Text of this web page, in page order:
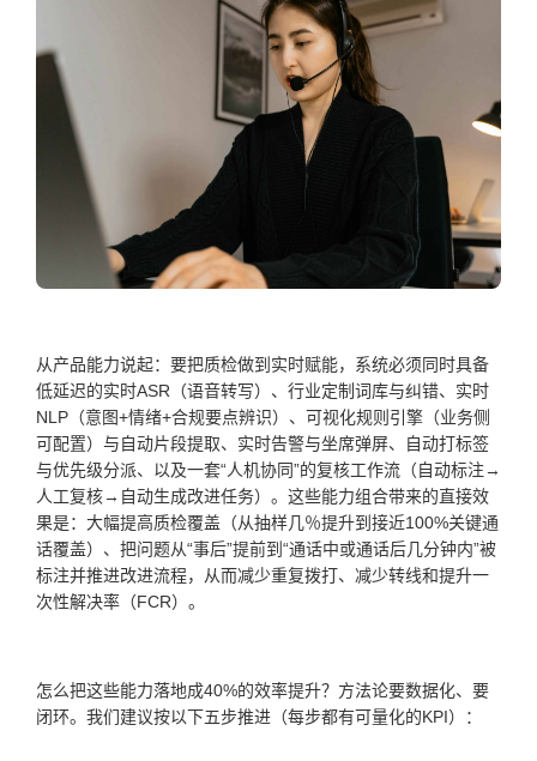
从产品能力说起：要把质检做到实时赋能，系统必须同时具备
低延迟的实时ASR（语音转写）、行业定制词库与纠错、实时
NLP（意图+情绪+合规要点辨识）、可视化规则引擎（业务侧
可配置）与自动片段提取、实时告警与坐席弹屏、自动打标签
与优先级分派、以及一套“人机协同”的复核工作流（自动标注→
人工复核→自动生成改进任务）。这些能力组合带来的直接效
果是：大幅提高质检覆盖（从抽样几％提升到接近100%关键通
话覆盖）、把问题从“事后”提前到“通话中或通话后几分钟内”被
标注并推进改进流程，从而减少重复拨打、减少转线和提升一
次性解决率（FCR）。
怎么把这些能力落地成40%的效率提升？方法论要数据化、要
闭环。我们建议按以下五步推进（每步都有可量化的KPI）：